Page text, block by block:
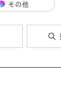
その他